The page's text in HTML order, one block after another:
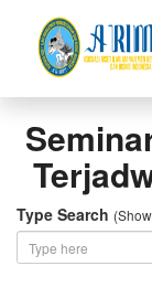
Type Search